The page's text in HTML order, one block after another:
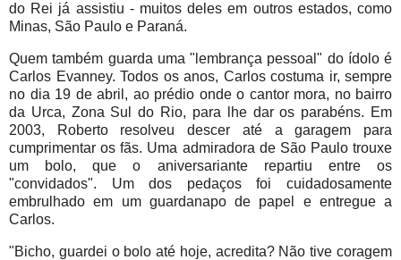
do Rei já assistiu - muitos deles em outros estados, como
Minas, São Paulo e Paraná.
Quem também guarda uma "lembrança pessoal" do ídolo é
Carlos Evanney. Todos os anos, Carlos costuma ir, sempre
no dia 19 de abril, ao prédio onde o cantor mora, no bairro
da Urca, Zona Sul do Rio, para lhe dar os parabéns. Em
2003, Roberto resolveu descer até a garagem para
cumprimentar os fãs. Uma admiradora de São Paulo trouxe
um bolo, que o aniversariante repartiu entre os
"convidados". Um dos pedaços foi cuidadosamente
embrulhado em um guardanapo de papel e entregue a
Carlos.
"Bicho, guardei o bolo até hoje, acredita? Não tive coragem